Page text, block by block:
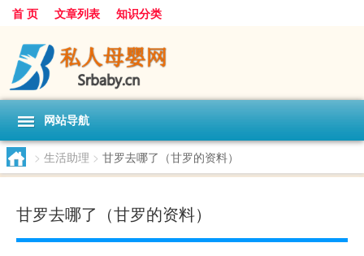
首 页 文章列表 知识分类
网站导航
> 生活助理 > 甘罗去哪了（甘罗的资料）
甘罗去哪了（甘罗的资料）